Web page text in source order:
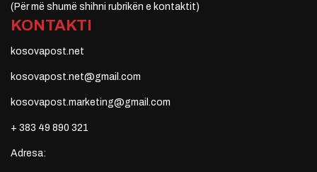
(Për më shumë shihni rubrikën e kontaktit)
KONTAKTI
kosovapost.net
kosovapost.net@gmail.com
kosovapost.marketing@gmail.com
+ 383 49 890 321
Adresa: